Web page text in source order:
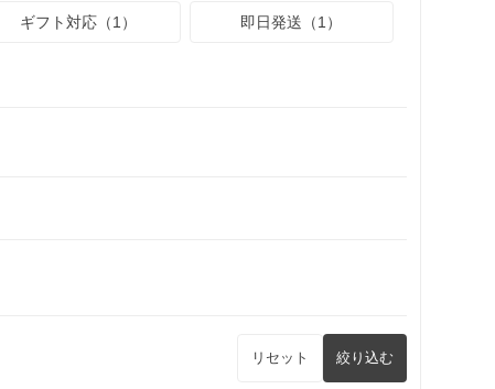
ギフト対応（1） 即日発送（1）
リセット 絞り込む